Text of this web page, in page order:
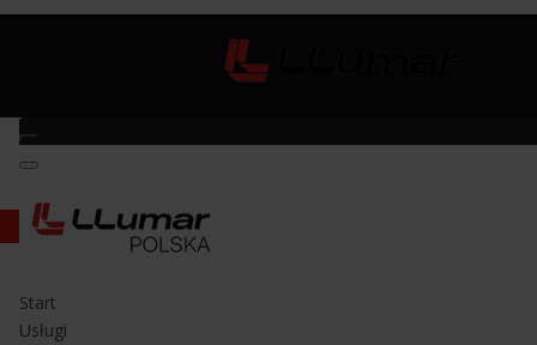
Start
Usługi
Żyletki do czyszczenia szkła stal węglowa